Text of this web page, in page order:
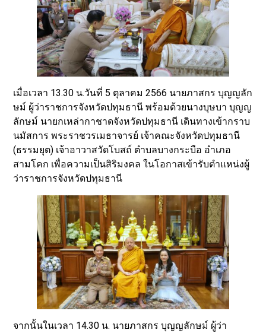
เมื่อเวลา 13.30 น.วันที่ 5 ตุลาคม 2566 นายภาสกร บุญญลัก
ษม์ ผู้ว่าราชการจังหวัดปทุมธานี พร้อมด้วยนางบุษบา บุญญ
ลักษม์ นายกเหล่ากาชาดจังหวัดปทุมธานี เดินทางเข้ากราบ
นมัสการ พระราชวรเมธาจารย์ เจ้าคณะจังหวัดปทุมธานี
(ธรรมยุต) เจ้าอาวาสวัดโบสถ์ ตำบลบางกระบือ อำเภอ
สามโคก เพื่อความเป็นสิริมงคล ในโอกาสเข้ารับตำแหน่งผู้
ว่าราชการจังหวัดปทุมธานี
จากนั้นในเวลา 14.30 น. นายภาสกร บุญญลักษม์ ผู้ว่า